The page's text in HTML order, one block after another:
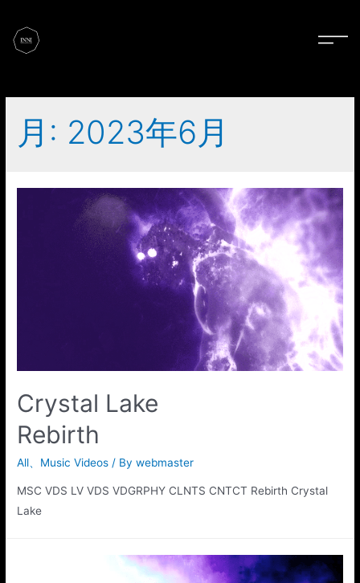
月: 2023年6月
Crystal Lake
Rebirth
All Music Videos / Bywebmaster
MSC VDS LV VDS VDGRPHY CLNTS CNTCT Rebirth Crystal
Lake